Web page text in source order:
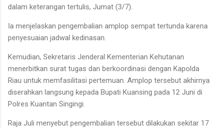
dalam keterangan tertulis, Jumat (3/7).
Ia menjelaskan pengembalian amplop sempat tertunda karena
penyesuaian jadwal kedinasan.
Kemudian, Sekretaris Jenderal Kementerian Kehutanan
menerbitkan surat tugas dan berkoordinasi dengan Kapolda
Riau untuk memfasilitasi pertemuan. Amplop tersebut akhirnya
diserahkan langsung kepada Bupati Kuansing pada 12 Juni di
Polres Kuantan Singingi.
Raja Juli menyebut pengembalian tersebut dilakukan sekitar 17